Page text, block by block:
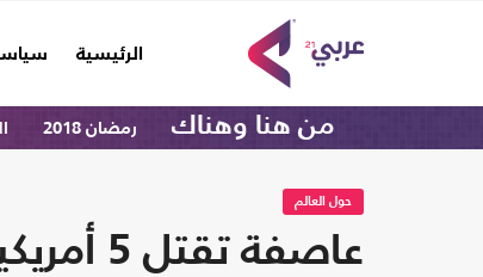
الرئيسية
(current)
من هنا وهناك رمضان 2018
حول العالم
عاصفة تقتل 5 أمريكيين وتجتاح شرق الولايات المتحدة (صور)